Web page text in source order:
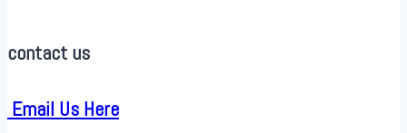
contact us
Email Us Here